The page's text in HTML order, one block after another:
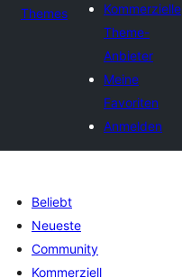
Themes
Kommerzielle
Theme-
Anbieter
Meine
Favoriten
Anmelden
Beliebt
Neueste
Community
Kommerziell